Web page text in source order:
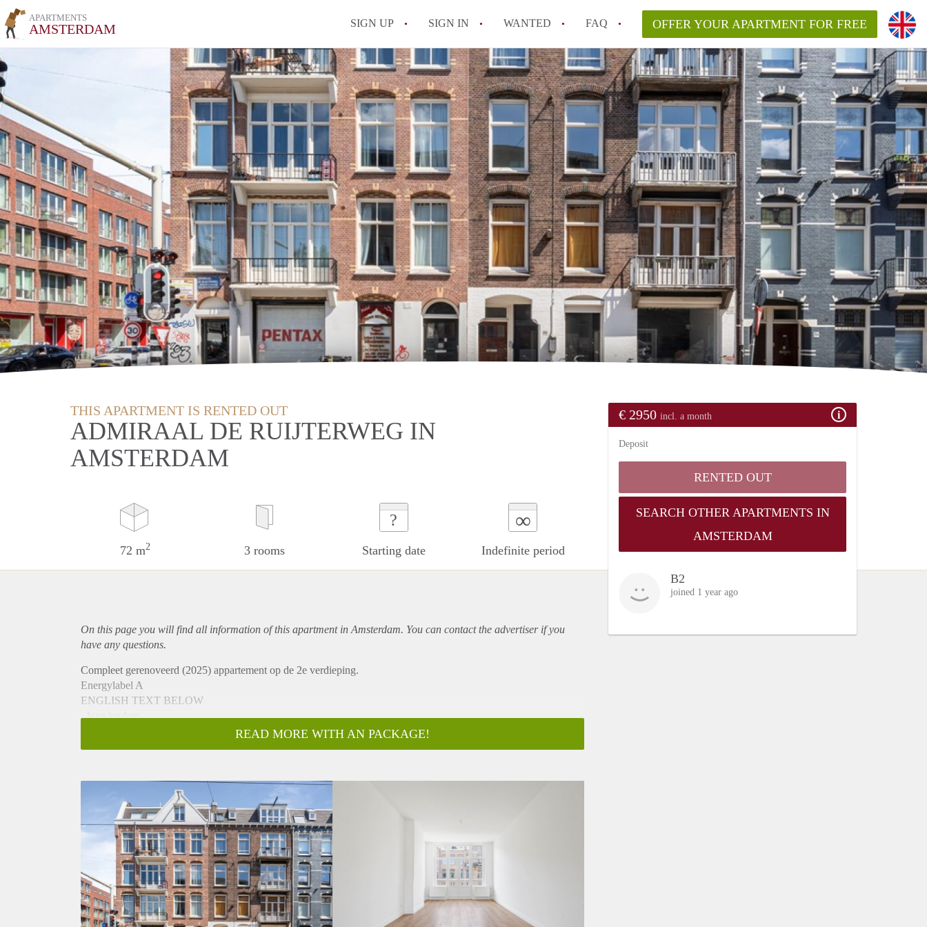
APARTMENTS
AMSTERDAM SIGN UP SIGN IN WANTED FAQ
All FAQs
OFFER YOUR APARTMENT FOR FREE
THIS APARTMENT IS RENTED OUT
ADMIRAAL DE RUIJTERWEG IN
AMSTERDAM
72 m2 3 rooms
?
Starting date
∞
Indefinite period
€ 2950 incl. a month
Deposit
RENTED OUT
SEARCH OTHER APARTMENTS IN
AMSTERDAM
B2
joined 1 year ago
On this page you will find all information of this apartmentin Amsterdam. You can contact the advertiser if you
have any questions.
Compleet gerenoveerd (2025) appartement op de 2e verdieping.
Energylabel A
ENGLISH TEXT BELOW
- luxe keuken
- 2 slaapkamers
- ruime doorzon woonkamer met open keuken.
Gelegen op een gewilde locatie nabij winkels uitgaansgelegenheden en openbaar vervoer.
Het appartement is in een uitstekende conditie en is gelegen op de 2e verdieping.
Entree, hal, toegang tot de 2 slaapkamers, separaat toilet, ruime badkamer met inloopdouche en wastafel.
Ruime en lichte woonkamer met een vernieuwde en luxe open woonkeuken met inbouwapparatuur waaronder ook
een vaatwasser.
Huurprijs is €2950,- per maand exclusief gas, water en elektra
Fantastic and completely renovated apartment.
READ MORE WITH AN PACKAGE!